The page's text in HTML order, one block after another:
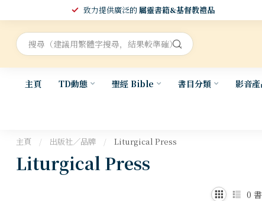
致力提供廣泛的屬靈書籍&基督教禮品
主頁 TD動態 聖經 Bible 書目分類 影音
主頁 / 出版社／品牌 / Liturgical Press
Liturgical Press
0